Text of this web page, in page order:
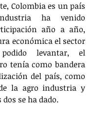
Colombia es un país
ha venido
año a año,
económica el sector
levantar, el
tenía como bandera
del país, como
la agro industria y
se ha dado.